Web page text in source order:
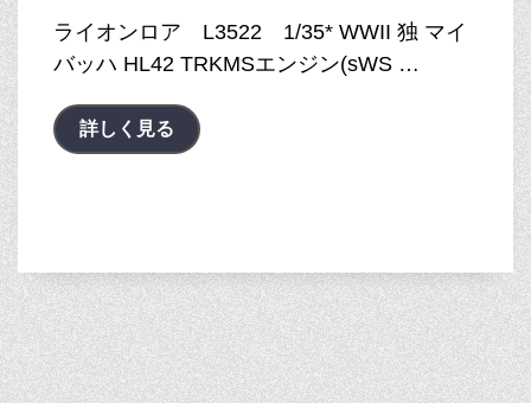
ライオンロア L3522 1/35* WWII 独 マイ
バッハ HL42 TRKMSエンジン(sWS …
詳しく見る